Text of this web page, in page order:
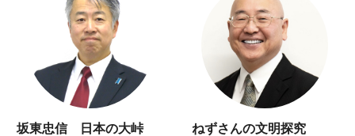
坂東忠信 日本の大峠 ねずさんの文明探究